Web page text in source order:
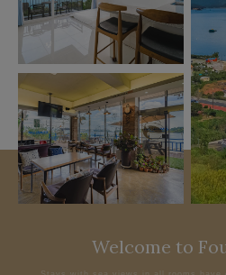
Welcome to